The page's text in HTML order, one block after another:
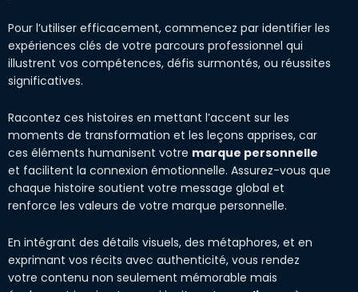
Pour l’utiliser efficacement, commencez par identifier les
expériences clés de votre parcours professionnel qui
illustrent vos compétences, défis surmontés, ou réussites
significatives.
Racontez ces histoires en mettant l’accent sur les
moments de transformation et les leçons apprises, car
ces éléments humanisent votre marque personnelle
et facilitent la connexion émotionnelle. Assurez-vous que
chaque histoire soutient votre message global et
renforce les valeurs de votre marque personnelle.
En intégrant des détails visuels, des métaphores, et en
exprimant vos récits avec authenticité, vous rendez
votre contenu non seulement mémorable mais